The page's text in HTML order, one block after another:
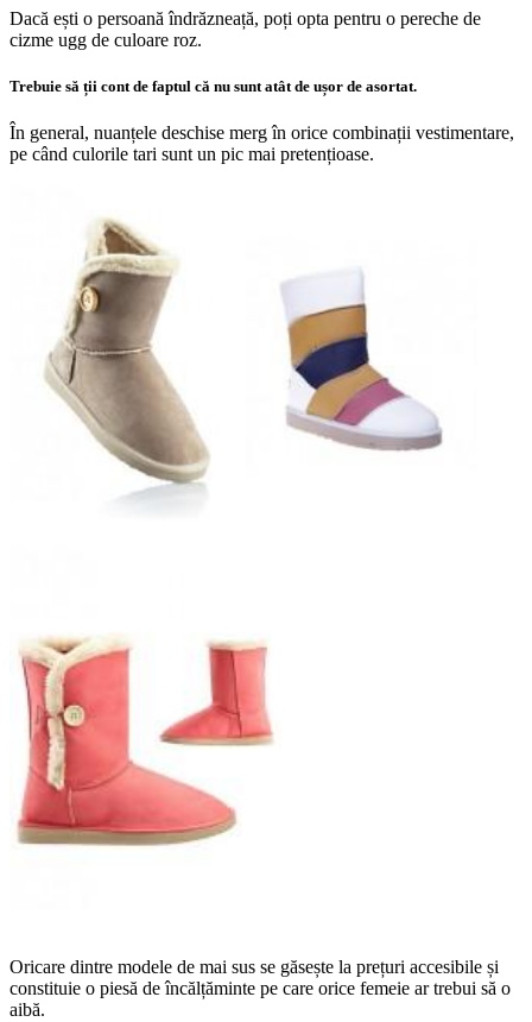
Dacă ești o persoană îndrăzneață, poți opta pentru o pereche de
cizme ugg de culoare roz.
Trebuie să ții cont de faptul că nu sunt atât de ușor de asortat.
În general, nuanțele deschise merg în orice combinații vestimentare,
pe când culorile tari sunt un pic mai pretențioase.
Oricare dintre modele de mai sus se găsește la prețuri accesibile și
constituie o piesă de încălțăminte pe care orice femeie ar trebui să o
aibă.